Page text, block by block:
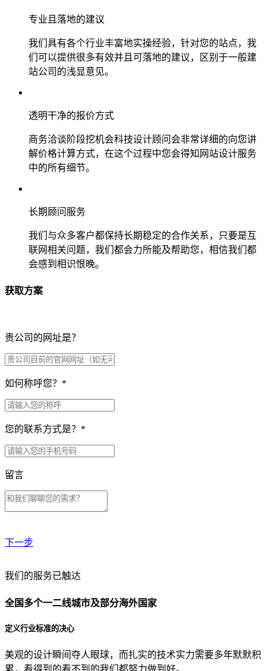
专业且落地的建议
我们具有各个行业丰富地实操经验，针对您的站点，我
们可以提供很多有效并且可落地的建议，区别于一般建
站公司的浅显意见。
透明干净的报价方式
商务洽谈阶段挖机会科技设计顾问会非常详细的向您讲
解价格计算方式，在这个过程中您会得知网站设计服务
中的所有细节。
长期顾问服务
我们与众多客户都保持长期稳定的合作关系，只要是互
联网相关问题，我们都会力所能及帮助您，相信我们都
会感到相识恨晚。
获取方案
贵公司的网址是？
如何称呼您？ *
您的联系方式是？ *
留言
下一步
贵公司预算范围是？
贵公司的团队规模是？
目前主要的营销渠道是？
我们的服务已触达
全国多个一二线城市及部分海外国家
定义行业标准的决心
美观的设计瞬间夺人眼球，而扎实的技术实力需要多年默默积
累，看得到的看不到的我们都努力做到好。